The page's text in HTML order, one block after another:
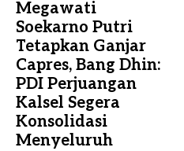
Megawati
Soekarno Putri
Tetapkan Ganjar
Capres, Bang Dhin:
PDI Perjuangan
Kalsel Segera
Konsolidasi
Menyeluruh